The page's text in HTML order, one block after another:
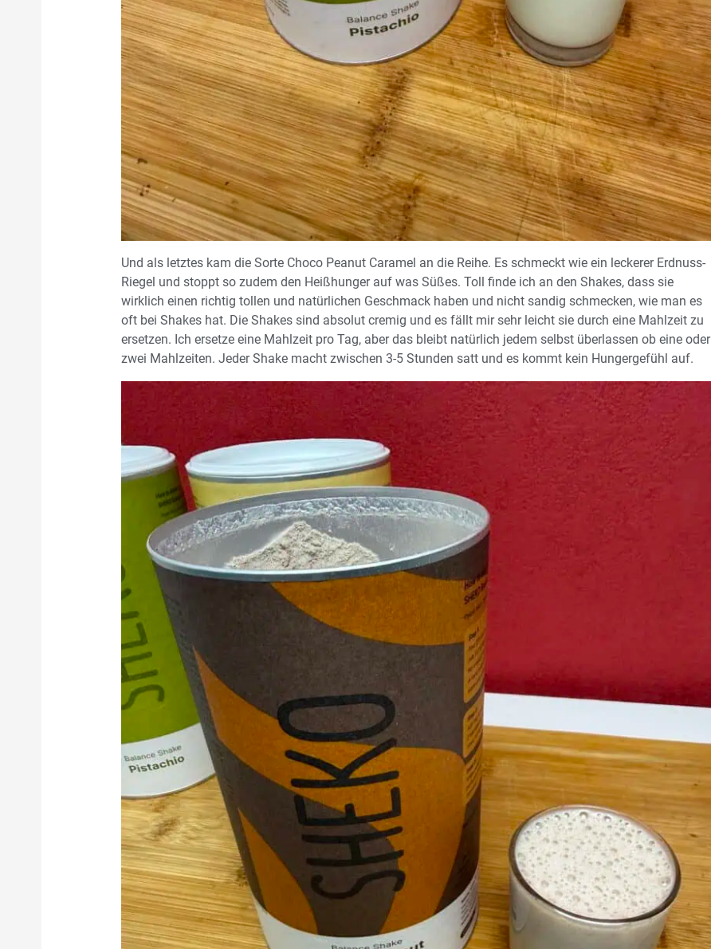
Und als letztes kam die Sorte Choco Peanut Caramel an die Reihe. Es schmeckt wie ein leckerer Erdnuss-
Riegel und stoppt so zudem den Heißhunger auf was Süßes. Toll finde ich an den Shakes, dass sie
wirklich einen richtig tollen und natürlichen Geschmack haben und nicht sandig schmecken, wie man es
oft bei Shakes hat. Die Shakes sind absolut cremig und es fällt mir sehr leicht sie durch eine Mahlzeit zu
ersetzen. Ich ersetze eine Mahlzeit pro Tag, aber das bleibt natürlich jedem selbst überlassen ob eine oder
zwei Mahlzeiten. Jeder Shake macht zwischen 3-5 Stunden satt und es kommt kein Hungergefühl auf.